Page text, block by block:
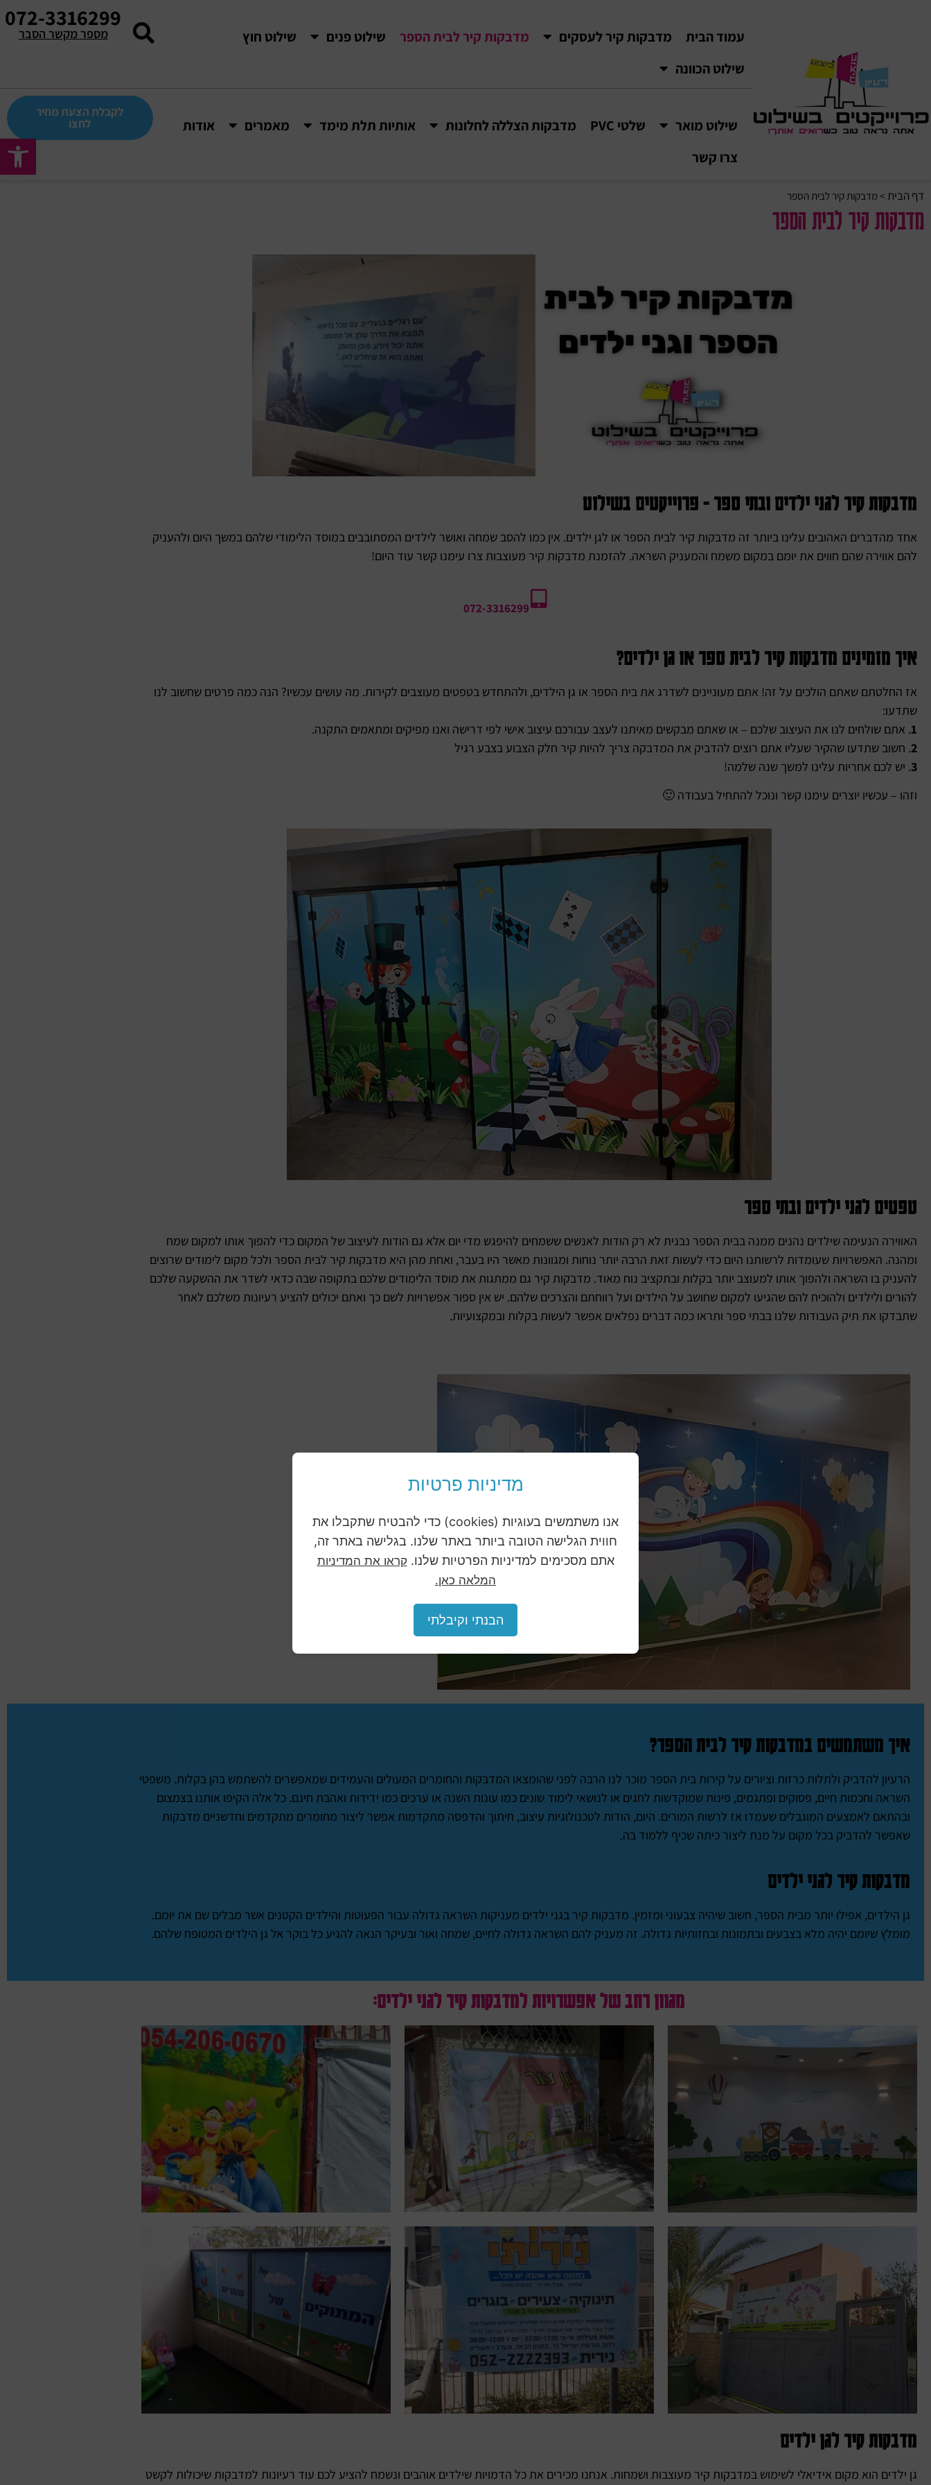
פתח
מדיניות פרטיות
אנו משתמשים בעוגיות (cookies) כדי להבטיח שתקבלו את
חווית הגלישה הטובה ביותר באתר שלנו. בגלישה באתר זה,
אתם מסכימים למדיניות הפרטיות שלנו. קראו את המדיניות
המלאה כאן.
הבנתי וקיבלתי
עמוד הבית מדבקות קיר לעסקים מדבקות קיר לבית הספר שילוט פנים
שילוט חוץ
שילוט הכוונה
072-3316299
מספר מקשר הסבר
שילוט מואר שלטי PVC מדבקות הצללה לחלונות אותיות תלת מימד מאמרים
אודות
צרו קשר
לקבלת הצעת מחיר
לחצו
דף הבית > מדבקות קיר לבית הספר
מדבקות קיר לבית הספר
מדבקות קיר לגני ילדים ובתי ספר - פרוייקטים בשילוט
אחד מהדברים האהובים עלינו ביותר זה מדבקות קיר לבית הספר או לגן ילדים. אין כמו להסב שמחה ואושר לילדים המסתובבים במוסד הלימודי שלהם במשך היום ולהעניק
להם אווירה שהם חווים את יומם במקום משמח והמעניק השראה. להזמנת מדבקות קיר מעוצבות צרו עימנו קשר עוד היום!
072-3316299
איך מזמינים מדבקות קיר לבית ספר או גן ילדים?
אז החלטתם שאתם הולכים על זה! אתם מעוניינים לשדרג את בית הספר או גן הילדים, ולהתחדש בטפטים מעוצבים לקירות. מה עושים עכשיו? הנה כמה פרטים שחשוב לנו
שתדעו:
1. אתם שולחים לנו את העיצוב שלכם – או שאתם מבקשים מאיתנו לעצב עבורכם עיצוב אישי לפי דרישה ואנו מפיקים ומתאמים התקנה.
2. חשוב שתדעו שהקיר שעליו אתם רוצים להדביק את המדבקה צריך להיות קיר חלק הצבוע בצבע רגיל
3. יש לכם אחריות עלינו למשך שנה שלמה!
וזהו – עכשיו יוצרים עימנו קשר ונוכל להתחיל בעבודה 🙂
טפטים לגני ילדים ובתי ספר
האווירה הנעימה שילדים נהנים ממנה בבית הספר נבנית לא רק הודות לאנשים ששמחים להיפגש מדי יום אלא גם הודות לעיצוב של המקום כדי להפוך אותו למקום שמח
ומהנה. האפשרויות שעומדות לרשותנו היום כדי לעשות זאת הרבה יותר נוחות ומגוונות מאשר היו בעבר, ואחת מהן היא מדבקות קיר לבית הספר ולכל מקום לימודים שרוצים
להעניק בו השראה ולהפוך אותו למעוצב יותר בקלות ובתקציב נוח מאוד. מדבקות קיר גם ממתגות את מוסד הלימודים שלכם בתקופה שבה כדאי לשדר את ההשקעה שלכם
להורים ולילדים ולהוכיח להם שהגיעו למקום שחושב על הילדים ועל רווחתם והצרכים שלהם. יש אין ספור אפשרויות לשם כך ואתם יכולים להציע רעיונות משלכם לאחר
שתבדקו את תיק העבודות שלנו בבתי ספר ותראו כמה דברים נפלאים אפשר לעשות בקלות ובמקצועיות.
איך משתמשים במדבקות קיר לבית הספר?
הרעיון להדביק ולתלות כרזות וציורים על קירות בית הספר מוכר לנו הרבה לפני שהומצאו המדבקות והחומרים המעולים והעמידים שמאפשרים להשתמש בהן בקלות. משפטי
השראה וחכמות חיים, פסוקים ופתגמים, פינות שמוקדשות לחגים או לנושאי לימוד שונים כמו עונות השנה או ערכים כמו ידידות ואהבת חינם. כל אלה הקיפו אותנו בצמצום
ובהתאם לאמצעים המוגבלים שעמדו אז לרשות המורים. היום, הודות לטכנולוגיות עיצוב, חיתוך והדפסה מתקדמות אפשר ליצור מחומרים מתקדמים וחדשניים מדבקות
שאפשר להדביק בכל מקום על מנת ליצור כיתה שכיף ללמוד בה.
מדבקות קיר לגני ילדים
גן הילדים, אפילו יותר מבית הספר, חשוב שיהיה צבעוני ומזמין. מדבקות קיר בגני ילדים מעניקות השראה גדולה עבור הפעוטות והילדים הקטנים אשר מבלים שם את יומם.
מומלץ שיומם יהיה מלא בצבעים ובתמונות ובחזותיות גדולה. זה מעניק להם השראה גדולה לחיים, שמחה ואור ובעיקר הנאה להגיע כל בוקר אל גן הילדים המטופח שלהם.
מגוון רחב של אפשרויות למדבקות קיר לגני ילדים:
מדבקות קיר לגן ילדים
גן ילדים הוא מקום אידיאלי לשימוש במדבקות קיר מעוצבות ושמחות. אנחנו מכירים את כל הדמויות שילדים אוהבים ונשמח להציע לכם עוד רעיונות למדבקות שיכולות לקשט